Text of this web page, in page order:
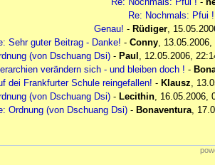
Re: Nochmals: Pfui
Genau! - Rüdiger
Sehr guter Beitrag - Danke! - Conny 13.05.2006,
(von Dschuang Dsi) - Paul
12.05.2006,
verändern sich - und bleiben doch ! -
dei Frankfurter Schule reingefallen! - Klausz
(von Dschuang Dsi) - Lecithin 16.05.2006,
Ordnung (von Dschuang Dsi) - Bonaventura